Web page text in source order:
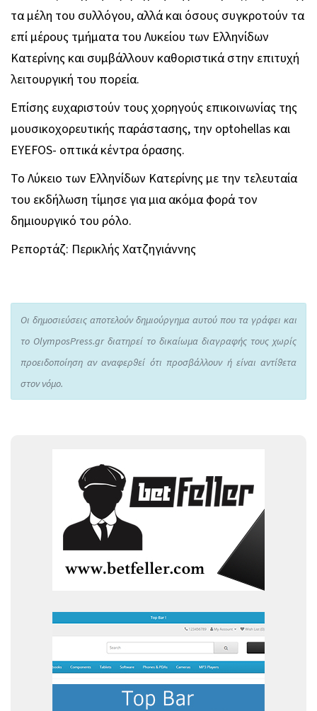
τα μέλη του συλλόγου, αλλά και όσους συγκροτούν τα
επί μέρους τμήματα του Λυκείου των Ελληνίδων
Κατερίνης και συμβάλλουν καθοριστικά στην επιτυχή
λειτουργική του πορεία.
Επίσης ευχαριστούν τους χορηγούς επικοινωνίας της
μουσικοχορευτικής παράστασης, την optohellas και
EYEFOS- οπτικά κέντρα όρασης.
Το Λύκειο των Ελληνίδων Κατερίνης με την τελευταία
του εκδήλωση τίμησε για μια ακόμα φορά τον
δημιουργικό του ρόλο.
Ρεπορτάζ: Περικλής Χατζηγιάννης
Οι δημοσιεύσεις αποτελούν δημιούργημα αυτού που τα γράφει και
το OlymposPress.gr διατηρεί το δικαίωμα διαγραφής τους χωρίς
προειδοποίηση αν αναφερθεί ότι προσβάλλουν ή είναι αντίθετα
στον νόμο.